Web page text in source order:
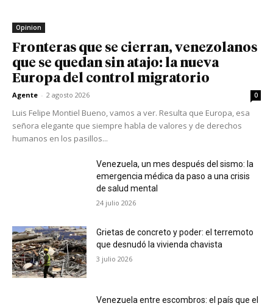
Opinion
Fronteras que se cierran, venezolanos
que se quedan sin atajo: la nueva
Europa del control migratorio
Agente - 2 agosto 2026 0
Luis Felipe Montiel Bueno, vamos a ver. Resulta que Europa, esa
señora elegante que siempre habla de valores y de derechos
humanos en los pasillos...
Venezuela, un mes después del sismo: la
emergencia médica da paso a una crisis
de salud mental
24 julio 2026
Grietas de concreto y poder: el terremoto
que desnudó la vivienda chavista
3 julio 2026
Venezuela entre escombros: el país que el